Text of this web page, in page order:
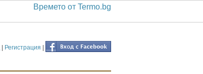
Времето от Termo.bg
| Регистрация |